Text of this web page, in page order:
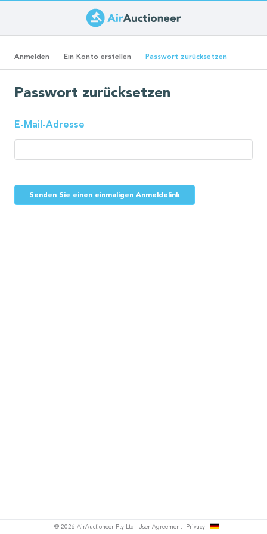
zum
Inhalt
Primäre
Anmelden Ein Konto erstellen Passwort zurücksetzen
Reiter)
Passwort zurücksetzen
E-Mail-Adresse
Senden Sie einen einmaligen Anmeldelink
© 2026 AirAuctioneer Pty Ltd User Agreement Privacy